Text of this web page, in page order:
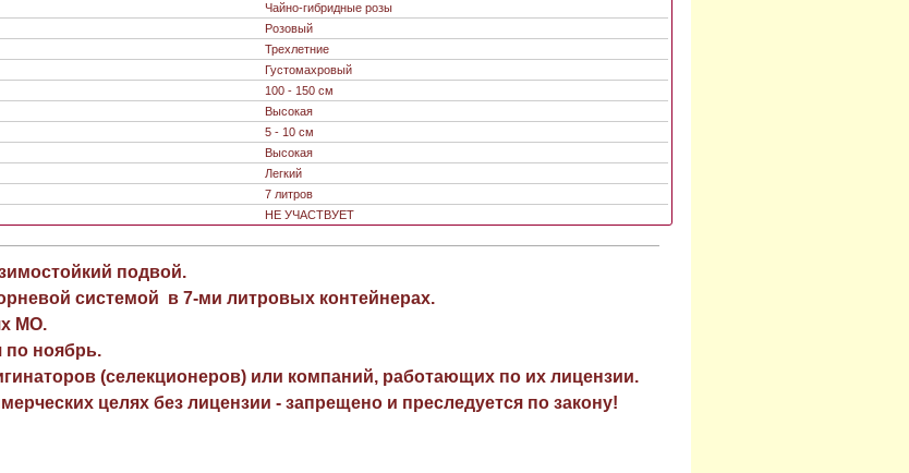
Чайно-гибридные розы
Розовый
Трехлетние
Густомахровый
100 - 150 см
Высокая
5 - 10 см
Высокая
Легкий
7 литров
НЕ УЧАСТВУЕТ
подвой.
системой в 7-ми литровых контейнерах.
МО.
по ноябрь.
(селекционеров) или компаний, работающих по их лицензии.
целях без лицензии - запрещено и преследуется по закону!